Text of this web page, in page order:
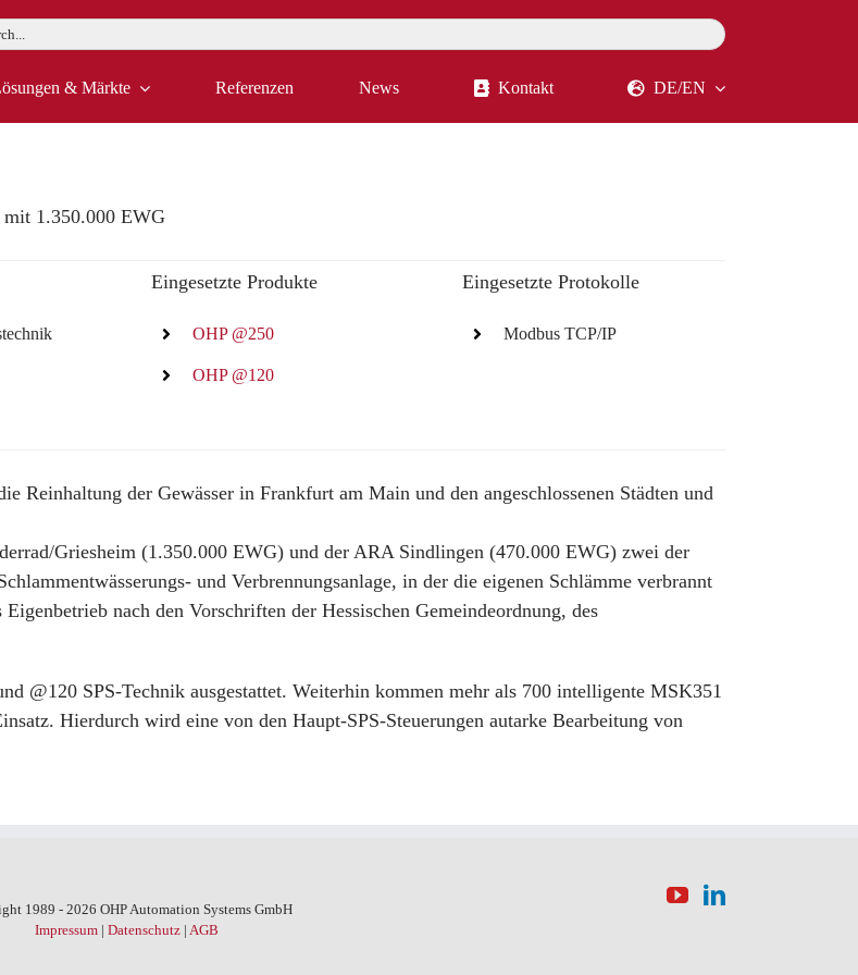
& Märkte Referenzen News Kontakt DE/EN
1.350.000 EWG
Eingesetzte Produkte
OHP @250
OHP @120
Eingesetzte Protokolle
Modbus TCP/IP
Reinhaltung der Gewässer in Frankfurt am Main und den angeschlossenen Städten und
Griesheim (1.350.000 EWG) und der ARA Sindlingen (470.000 EWG) zwei der
und Verbrennungsanlage, in der die eigenen Schlämme verbrannt
nach den Vorschriften der Hessischen Gemeindeordnung, des
@120 SPS-Technik ausgestattet. Weiterhin kommen mehr als 700 intelligente MSK351
Hierdurch wird eine von den Haupt-SPS-Steuerungen autarke Bearbeitung von
1989 - 2026 OHP Automation Systems GmbH
Impressum |Datenschutz | AGB